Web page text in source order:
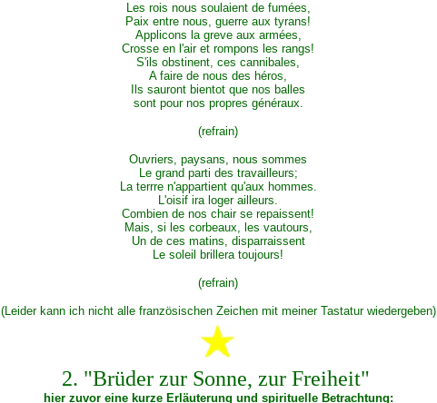
Les rois nous soulaient de fumées,
Paix entre nous, guerre aux tyrans!
Applicons la greve aux armées,
Crosse en l'air et rompons les rangs!
S'ils obstinent, ces cannibales,
A faire de nous des héros,
Ils sauront bientot que nos balles
sont pour nos propres généraux.
(refrain)
Ouvriers, paysans, nous sommes
Le grand parti des travailleurs;
La terrre n'appartient qu'aux hommes.
L'oisif ira loger ailleurs.
Combien de nos chair se repaissent!
Mais, si les corbeaux, les vautours,
Un de ces matins, disparraissent
Le soleil brillera toujours!
(refrain)
(Leider kann ich nicht alle französischen Zeichen mit meiner Tastatur wiedergeben)
2. "Brüder zur Sonne, zur Freiheit"
hier zuvor eine kurze Erläuterung und spirituelle Betrachtung: